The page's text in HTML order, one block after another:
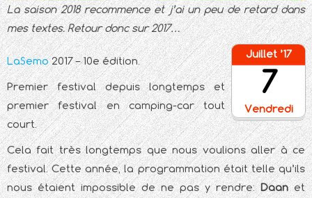
La saison 2018 recommence et j’ai un peu de retard dans
mes textes. Retour donc sur 2017…
Vendredi
Juillet ’17
7
LaSemo2017 – 10e édition.
Premier festival depuis longtemps et
premier festival en camping-car tout
court.
Cela fait très longtemps que nous voulions aller à ce
festival. Cette année, la programmation était telle qu’ils
nous étaient impossible de ne pas y rendre:Daanet